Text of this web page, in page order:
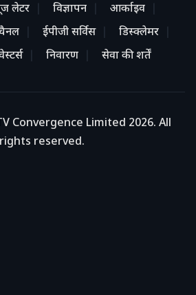
लेटर विज्ञापन
आर्काइव
ईपीजी सर्विस
डिस्क्लेमर
निवारण सेवा की शर्तें
Convergence Limited 2026. All
rights reserved.